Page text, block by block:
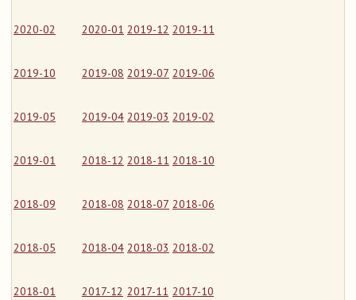
2020-02 2020-01 2019-12 2019-11
2019-10 2019-08 2019-07 2019-06
2019-05 2019-04 2019-03 2019-02
2019-01 2018-12 2018-11 2018-10
2018-09 2018-08 2018-07 2018-06
2018-05 2018-04 2018-03 2018-02
2018-01 2017-12 2017-11 2017-10